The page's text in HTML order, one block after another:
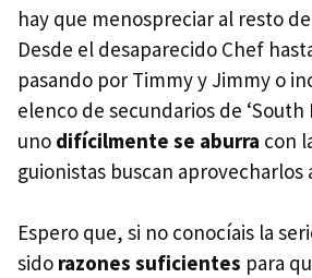
hay que menospreciar al resto
Desde el desaparecido Chef
pasando por Timmy y Jimmy o
elenco de secundarios de ‘South
uno difícilmente se aburra con
guionistas buscan aprovecharlos
Espero que, si no conocíais la
sido razones suficientes para